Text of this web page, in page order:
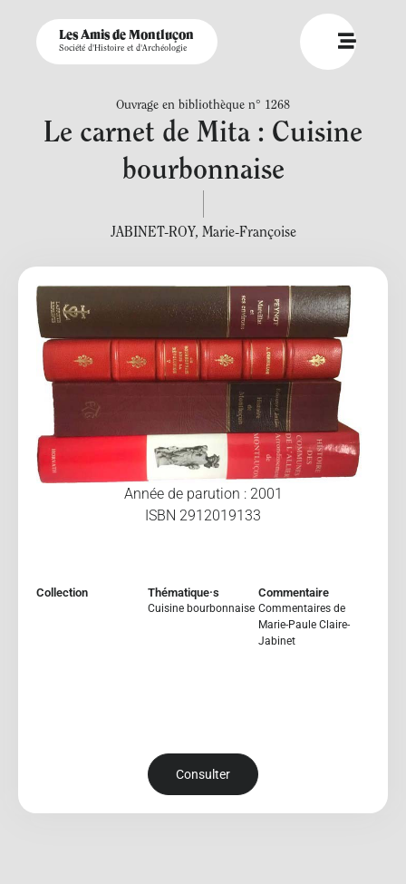
Les Amis de Montluçon
Société d'Histoire et d'Archéologie
Ouvrage en bibliothèque n° 1268
Le carnet de Mita : Cuisine
bourbonnaise
JABINET-ROY, Marie-Françoise
Année de parution : 2001
ISBN 2912019133
Collection Thématique·s
Cuisine bourbonnaise
Commentaire
Commentaires de
Marie-Paule Claire-
Jabinet
Consulter